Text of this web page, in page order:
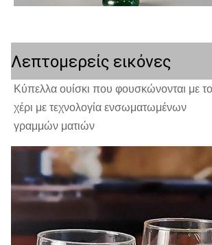
Λεπτομερείς εικόνες
Κύπελλα ουίσκι που φουσκώνονται με το
χέρι με τεχνολογία ενσωματωμένων
γραμμών ματιών